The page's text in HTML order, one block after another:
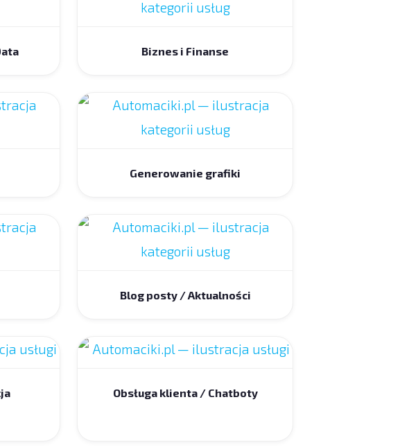
Biznes i Finanse
Generowanie grafiki
Blog posty / Aktualności
Obsługa klienta / Chatboty